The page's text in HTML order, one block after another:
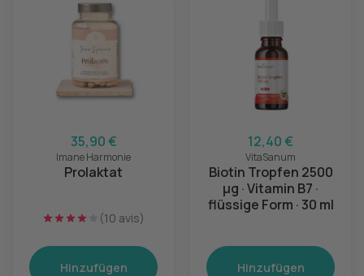
35,90 €
Imane Harmonie
Prolaktat
(10 avis)
Hinzufügen
12,40 €
VitaSanum
Biotin Tropfen 2500
µg · Vitamin B7 ·
flüssige Form · 30 ml
Hinzufügen